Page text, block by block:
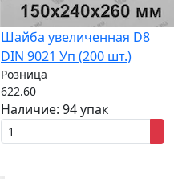
Шайба увеличенная D8
DIN 9021 Уп (200 шт.)
Розница
622.60
Наличие: 94 упак